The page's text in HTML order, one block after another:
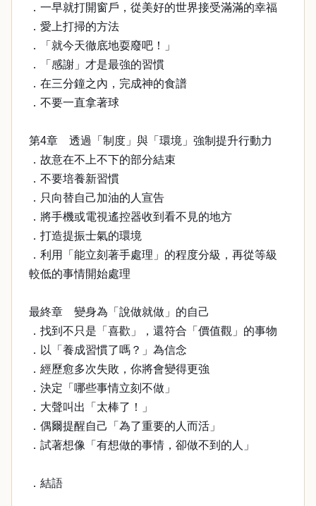
．一早就打開窗戶，從美好的世界接受滿滿的幸福
．愛上打掃的方法
．「就今天徹底地耍廢吧！」
．「感謝」才是最強的習慣
．在三分鐘之內，完成神的食譜
．不要一直拿著球
第4章 透過「制度」與「環境」強制提升行動力
．故意在不上不下的部分結束
．不要培養新習慣
．只向替自己加油的人宣告
．將手機或電視遙控器收到看不見的地方
．打造提振士氣的環境
．利用「能立刻著手處理」的程度分級，再從等級
較低的事情開始處理
最終章 變身為「說做就做」的自己
．找到不只是「喜歡」，還符合「價值觀」的事物
．以「養成習慣了嗎？」為信念
．經歷愈多次失敗，你將會變得更強
．決定「哪些事情立刻不做」
．大聲叫出「太棒了！」
．偶爾提醒自己「為了重要的人而活」
．試著想像「有想做的事情，卻做不到的人」
．結語